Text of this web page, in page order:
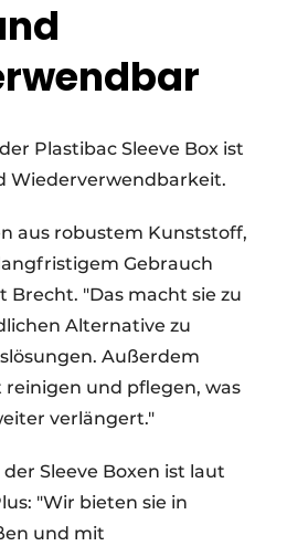
Plastibac Sleeve Box ist
Wiederverwendbarkeit.
aus robustem Kunststoff,
Gebrauch
"Das macht sie zu
Alternative zu
Außerdem
reinigen und pflegen, was
verlängert."
Sleeve Boxen ist laut
"Wir bieten sie in
und mit